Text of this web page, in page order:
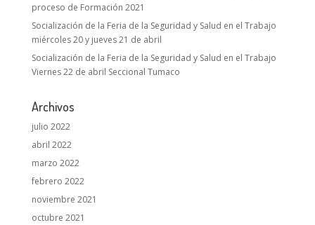
proceso de Formación 2021
Socialización de la Feria de la Seguridad y Salud en el Trabajo
miércoles 20 y jueves 21 de abril
Socialización de la Feria de la Seguridad y Salud en el Trabajo
Viernes 22 de abril Seccional Tumaco
Archivos
julio 2022
abril 2022
marzo 2022
febrero 2022
noviembre 2021
octubre 2021